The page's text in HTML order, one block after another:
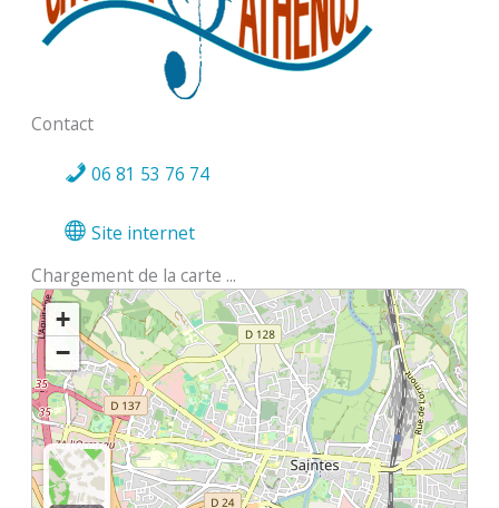
Contact
06 81 53 76 74
Site internet
Chargement de la carte ...
+
−